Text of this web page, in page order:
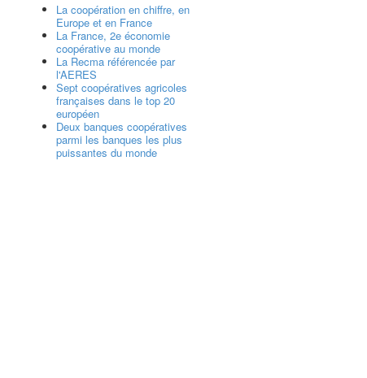
La coopération en chiffre, en
Europe et en France
La France, 2e économie
coopérative au monde
La Recma référencée par
l'AERES
Sept coopératives agricoles
françaises dans le top 20
européen
Deux banques coopératives
parmi les banques les plus
puissantes du monde